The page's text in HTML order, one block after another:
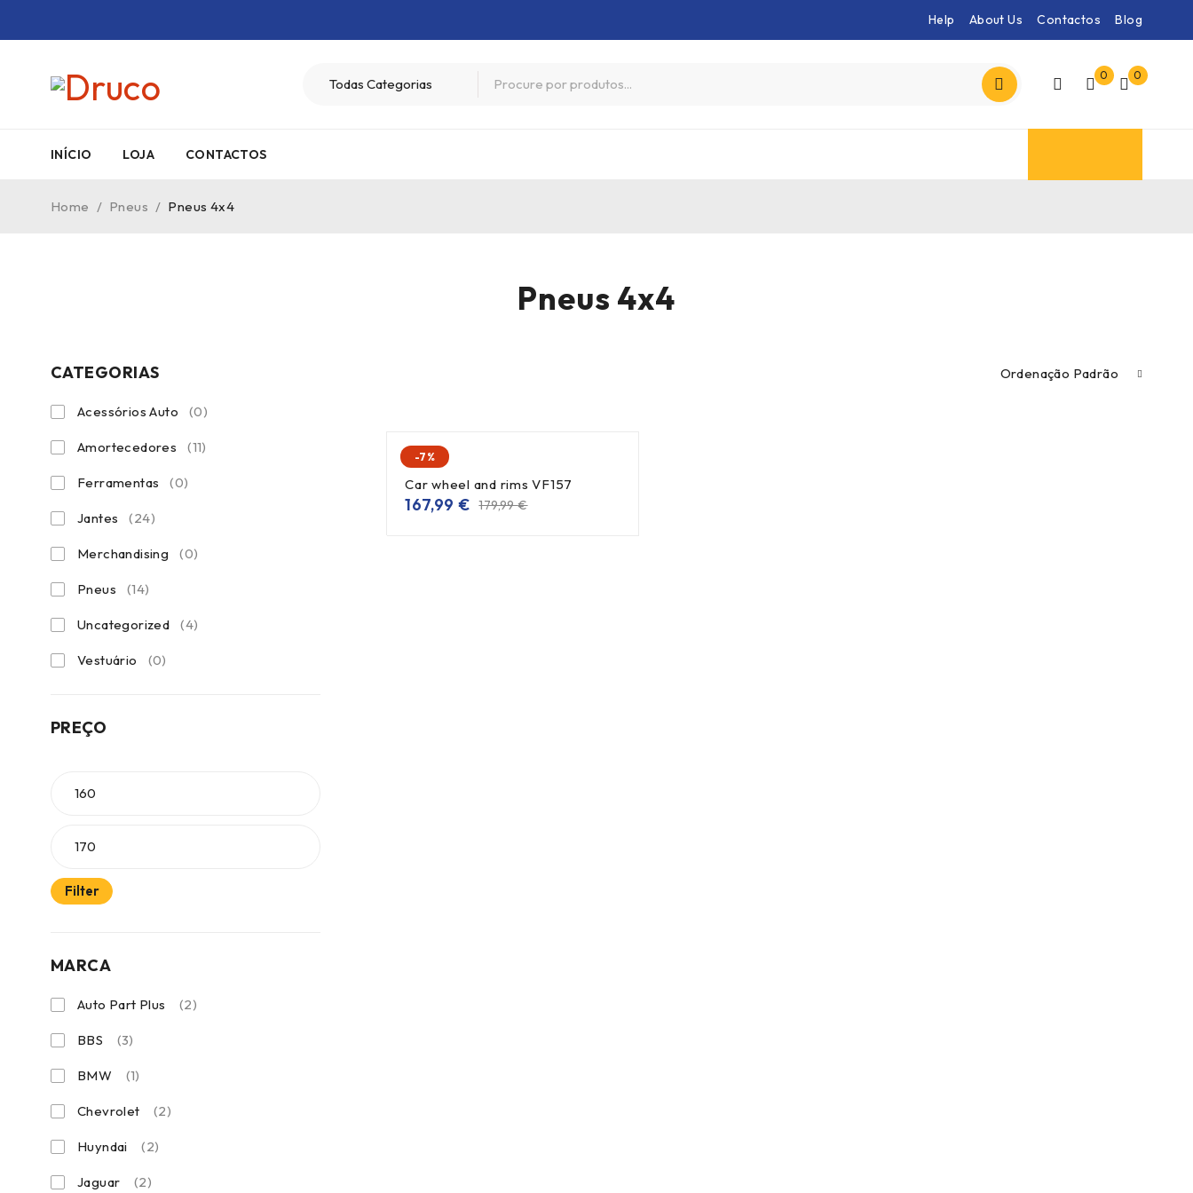
Help About Us Contactos Blog
0 0
INÍCIO LOJA CONTACTOS
Pneus 4x4
Home / Pneus / Pneus 4x4
CATEGORIAS
Acessórios Auto (0)
Amortecedores (11)
Ferramentas (0)
Jantes (24)
Merchandising (0)
Pneus (14)
Uncategorized (4)
Vestuário (0)
PREÇO
Filter
MARCA
Auto Part Plus (2)
BBS (3)
BMW (1)
Chevrolet (2)
Huyndai (2)
Jaguar (2)
Ordenação Padrão
-7%
Car wheel and rims VF157
179,99€
167,99 €